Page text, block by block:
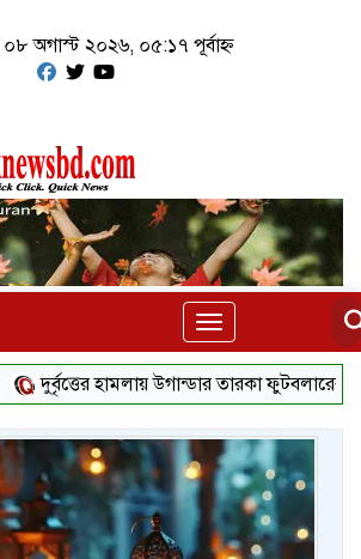
০৮ অগাস্ট ২০২৬, ০৫:১৭ পূর্বাহ্ন
Toggle
navigation
হামলায় উগান্ডার তারকা ফুটবলারের মৃত্যু